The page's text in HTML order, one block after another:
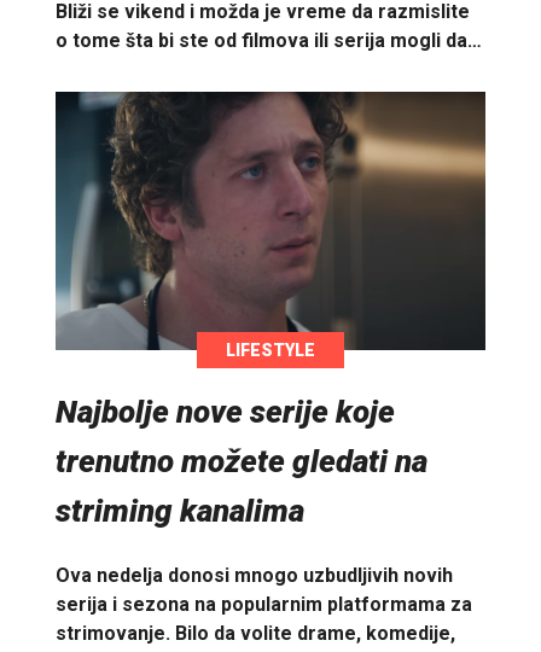
Bliži se vikend i možda je vreme da razmislite
o tome šta bi ste od filmova ili serija mogli da…
LIFESTYLE
Najbolje nove serije koje
trenutno možete gledati na
striming kanalima
Ova nedelja donosi mnogo uzbudljivih novih
serija i sezona na popularnim platformama za
strimovanje. Bilo da volite drame, komedije,